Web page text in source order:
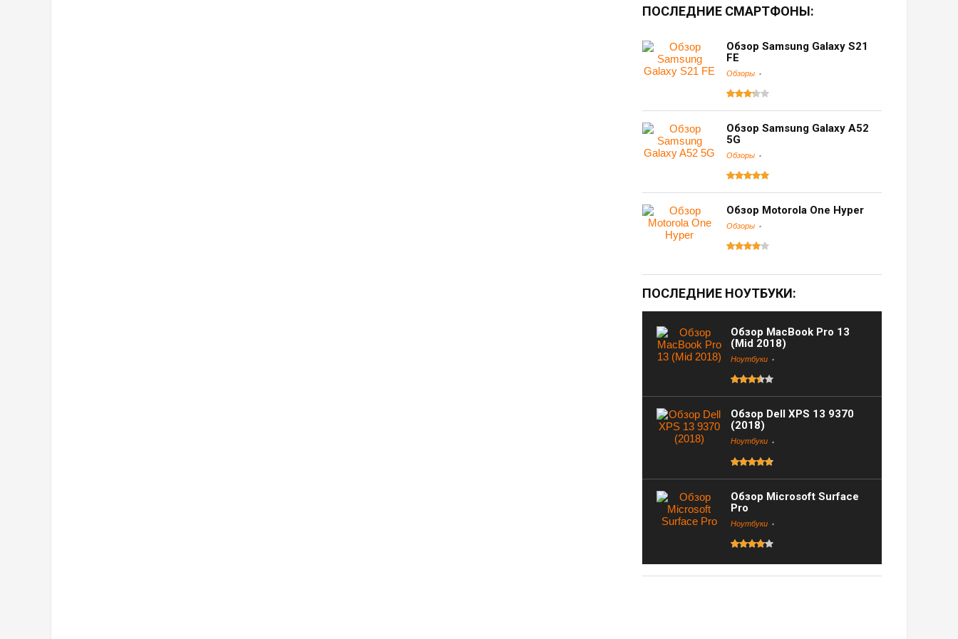
ПОСЛЕДНИЕ СМАРТФОНЫ:
Обзор Samsung Galaxy S21
FE
Обзоры
Обзор Samsung Galaxy A52
5G
Обзоры
Обзор Motorola One Hyper
Обзоры
ПОСЛЕДНИЕ НОУТБУКИ:
Обзор MacBook Pro 13
(Mid 2018)
Ноутбуки
Обзор Dell XPS 13 9370
(2018)
Ноутбуки
Обзор Microsoft Surface
Pro
Ноутбуки